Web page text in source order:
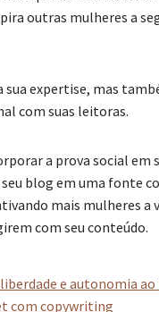
outras mulheres a
sua expertise, mas
com suas leitoras.
a prova social em
blog em uma fonte
mais mulheres a
com seu conteúdo.